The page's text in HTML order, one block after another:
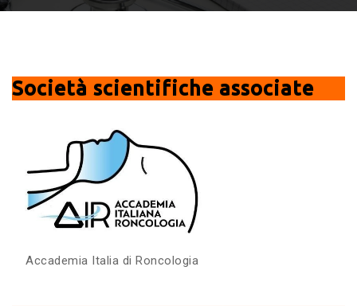
Società scientifiche associate
Accademia Italia di Roncologia